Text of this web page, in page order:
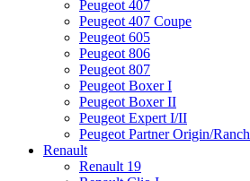
Peugeot 407
Peugeot 407 Coupe
Peugeot 605
Peugeot 806
Peugeot 807
Peugeot Boxer I
Peugeot Boxer II
Peugeot Expert I/II
Peugeot Partner Origin/Ranch
Renault
Renault 19